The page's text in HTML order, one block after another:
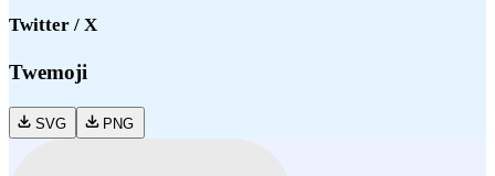
Twitter / X
Twemoji
SVG PNG